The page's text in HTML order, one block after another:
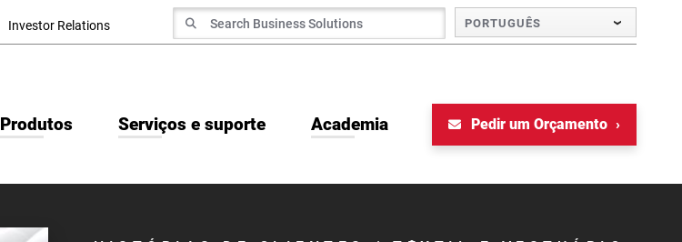
Investor Relations Search for
Search
PORTUGUÊS
Produtos Serviços e suporte Academia Pedir um Orçamento